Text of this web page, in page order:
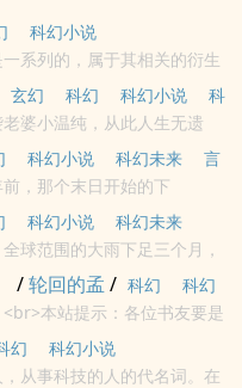
科幻小说
系列的，属于其相关的衍生
《科幻
小说周边》还不错的话
荐哦！
玄幻 科幻 科幻小说
科
婆小温纯，从此人生无遗
大挑战......
科幻小说 科幻未来
言
，那个末日开始的下
的惩罚？真的要重新体验
活下...
科幻小说
科幻未来
球范围的大雨下足三个月，
。九万年之后，眼前有山峰
...
/轮回的孟 / 科幻
科幻
本站提示：各位书友要是
不错的话请不要忘记向您QQ
幻
科幻小说
从事科技的人的代名词。在